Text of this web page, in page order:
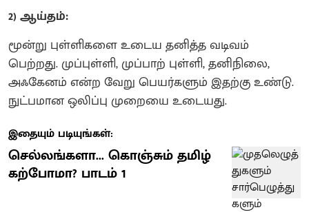
2) ஆய்தம்:
மூன்று புள்ளிகளை உடைய தனித்த வடிவம்
பெற்றது. முப்புள்ளி, முப்பாற் புள்ளி, தனிநிலை,
அஃகேனம் என்ற வேறு பெயர்களும் இதற்கு உண்டு.
நுட்பமான ஒலிப்பு முறையை உடையது.
இதையும் படியுங்கள்:
செல்லங்களா... கொஞ்சும் தமிழ்
கற்போமா? பாடம் 1